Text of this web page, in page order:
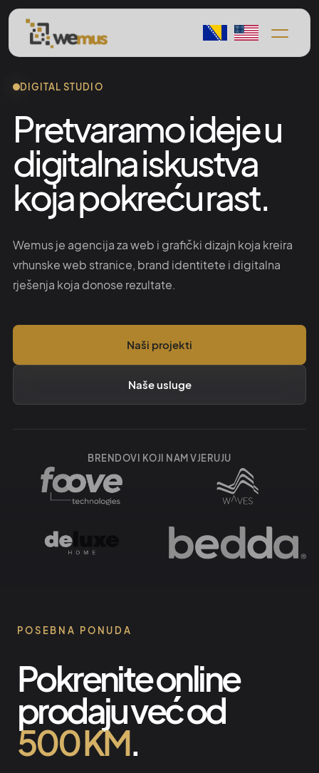
DIGITAL STUDIO
Pretvaramo ideje u
digitalna iskustva
koja pokreću rast.
Wemus je agencija za web i grafički dizajn koja kreira
vrhunske web stranice, brand identitete i digitalna
rješenja koja donose rezultate.
Naši projekti
Naše usluge
BRENDOVI KOJI NAM VJERUJU
POSEBNA PONUDA
Pokrenite online
prodaju već od
500 KM.